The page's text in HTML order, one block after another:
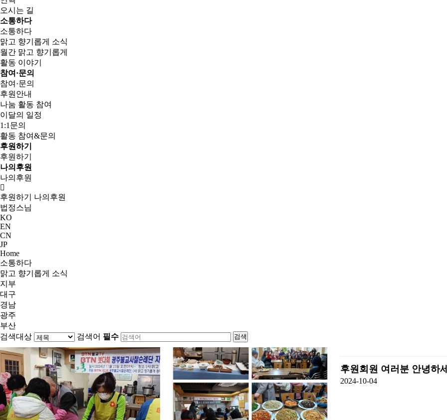
오시는 길
소통하다
소통하다
맑고 향기롭게 소식
월간 맑고 향기롭게
활동 이야기
참여·문의
참여·문의
후원안내
나눔 활동 참여
이달의 일정
1:1문의
활동 참여&문의
후원하기
후원하기
나의후원
나의후원
후원하기
나의후원
법정스님
KO
EN
CN
JP
Home
소통하다
맑고 향기롭게 소식
지부
대구
경남
광주
부산
검색대상
검색어 필수 검색
후원회원 여러분 안녕하
2024-10-04